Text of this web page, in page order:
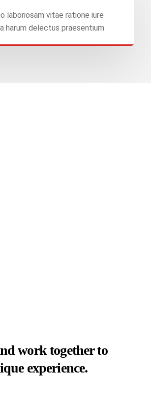
laboriosam vitae ratione iure
harum delectus praesentium
work together to
experience.